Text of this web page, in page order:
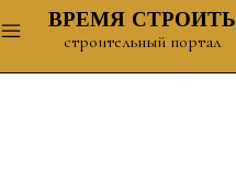
ВРЕМЯ СТРОИТЬ
строительный портал